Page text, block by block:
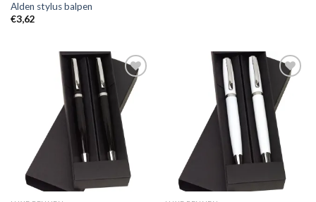
Alden stylus balpen
€3,62
Toevoegen
aan
wenslijst
Toevoegen
aan
wenslijst